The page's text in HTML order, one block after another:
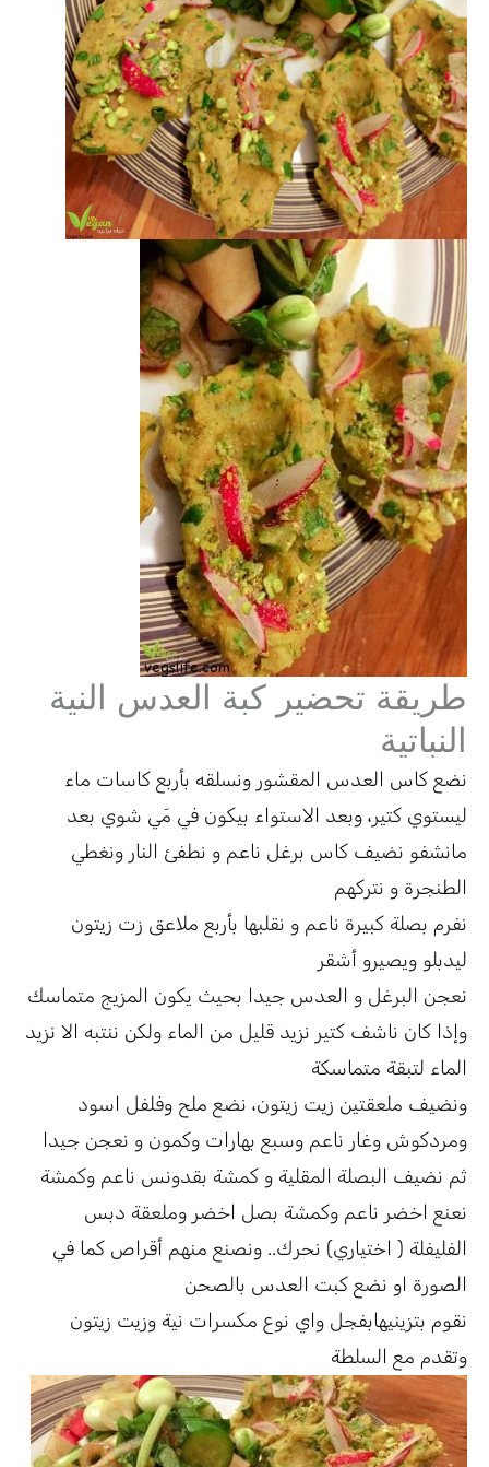
طريقة تحضير كبة العدس النية
النباتية
نضع كاس العدس المقشور ونسلقه بأربع كاسات ماء
ليستوي كتير، وبعد الاستواء بيكون في مَي شوي بعد
مانشفو نضيف كاس برغل ناعم و نطفئ النار ونغطي
الطنجرة و نتركهم
نفرم بصلة كبيرة ناعم و نقلبها بأربع ملاعق زت زيتون
ليدبلو ويصيرو أشقر
نعجن البرغل و العدس جيدا بحيث يكون المزيج متماسك
وإذا كان ناشف كتير نزيد قليل من الماء ولكن ننتبه الا نزيد
الماء لتبقة متماسكة
ونضيف ملعقتين زيت زيتون، نضع ملح وفلفل اسود
ومردكوش وغار ناعم وسبع بهارات وكمون و نعجن جيدا
ثم نضيف البصلة المقلية و كمشة بقدونس ناعم وكمشة
نعنع اخضر ناعم وكمشة بصل اخضر وملعقة دبس
الفليفلة ( اختياري) نحرك.. ونصنع منهم أقراص كما في
الصورة او نضع كبت العدس بالصحن
نقوم بتزينيهابفجل واي نوع مكسرات نية وزيت زيتون
وتقدم مع السلطة